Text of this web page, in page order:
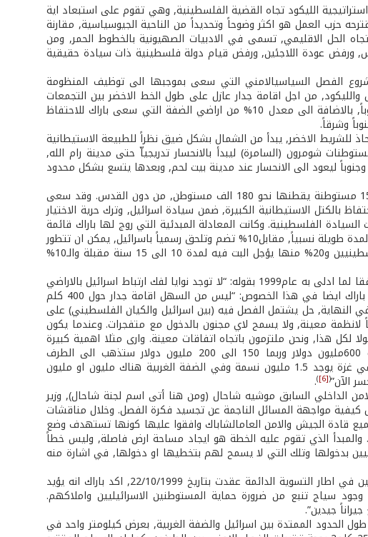
الليكود تجاه القضية الفلسطينية, وهي تقوم على استبعاد اية
حزب العمل هو اكثر وضوحاً وتحديداً من الناحية الجيوسياسية, مقارنة
الحل الاقليمي, تسمى في الادبيات الصهيونية بالخطوط الحمر, ومن
من حزيران 1997, ورفض تقسيم القدس, ورفض عودة اللاجئين, ورفض قيام دولة فلسطينية ذات سيادة حقيقية
الفصل السياسي­الامني التي سعى بموجبها الى توظيف المنظومة
والليكود, من اجل اقامة جدار عازل على طول الخط الاخضر بين التجمعات
الفلسطينية في الضفة واسرائيل, انطلاقاً من جنين شمالاً حتى الخليل جنوباً, بالاضافة الى معدل 10% من اراضي الضفة التي سعى باراك للاحتفاظ
وشرقاً.
الاخضر, يبدأ من الشمال بشكل ضيق نظراً للطبيعة الاستيطانية
شومرون (السامرة) ليبدأ بالانحسار تدريجياّ حتى مدينة رام الله,
ليعود الى الانحسار عند مدينة بيت لحم, وبعدها يتسع بشكل محدود
والجدير بالذكر ان المنظومة الاستيطانية في الضفة والقطاع تضم قرابة 150 مستوطنة يقطنها نحو 180 الف مستوطن, من دون القدس. وقد سعى
بالكتل الاستيطانية الكبيرة, ضمن سيادة اسرائيل, وترك حرية الاختيار
الفلسطينية. وكانت المعادلة المبدئية التي روج لها باراك قائمة
على50% لاقامة الدولة الفلسطينية و40% يؤجل البت فيها لما بعد الدولة, لمدة طويلة نسبياً, مقابل10% تضم وتلحق رسمياً باسرائيل, يمكن ان تتطور
الى معادلة اخرى قائمة على تقسيم ثلاثي آخر قائم على ترك 70% للفلسطينيين و20% منها يؤجل البت فيه لمدة 10 الى 15 سنة مقبلة والـ10%
اما فكرة الفصل الاقتصادي, فلم تكن واردة على الاطلاق في ذهن باراك وفقا لما ادلى به عام1999 بقوله: “لا توجد نوايا لفك ارتباط اسرائيل بالاراضي
الفلسطينية. ان الفصل بيننا وبين الفلسطينيين سياسي فقط”. ومما قاله باراك ايضا في هذا الخصوص: “ليس من السهل اقامة جدار حول 400 كلم
النهاية, حل يشتمل الفصل فيه (بين اسرائيل والكيان الفلسطيني) على
لانظمة معينة, ولا يسمح لاي مجنون بالدخول مع متفجرات. وعندما يكون
لكل هذا, ونحن ملتزمون باتجاه اتفاقات معينة. وارى مثلا اهمية كبيرة
لجسر (يربط غزة بالضفة) لا لانه سيوجد فرص عمل فقط (ستبلغ كلفته 600مليون دولار وربما 150 الى 200 مليون دولار ستذهب الى الطرف
الفلسطيني)... بل ايضا, وهذا هو الاهم, لانه سيؤمن تواصلاً فلسطينياً. ففي غزة يوجد 1.5 مليون نسمة وفي الضفة الغربية هناك مليون او مليون
الآن”(
[6]
)
.
الداخلي السابق موشيه شاحال (ومن هنا أتى اسم لجنة شاحال), وزير
كيفية مواجهة المسائل الناجمة عن تجسيد فكرة الفصل. وخلال مناقشات
قادة الجيش والامن العام­الشاباك­ وافقوا عليها كونها تستهدف وضع
والمبدأ الذي تقوم عليه الخطة هو ايجاد مساحة ارض فاصلة, وليس خطاً
بدخولها وتلك التي لا يسمح لهم بتخطيها او دخولها, في اشارة منه
وخلال جلسة لمناقشة خطة انظمة الفصل الامني بين اسرائيل والفلسطينيين في اطار التسوية الدائمة عقدت بتاريخ 22/10/1999, اكد باراك انه يؤيد
سياج تنبع من ضرورة حماية المستوطنين الاسرائيليين واملاكهم.
جيدين”.
طول السياج الذي تم اقتراحه في حينه هو 180 كلم على طول الحدود الممتدة بين اسرائيل والضفة الغربية, بعرض كيلومتر واحد في